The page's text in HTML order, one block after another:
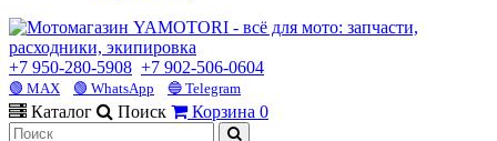
+7 950-280-5908 +7 902-506-0604
🟢 MAX 🟢 WhatsApp 🔵 Telegram
Каталог Поиск Корзина 0